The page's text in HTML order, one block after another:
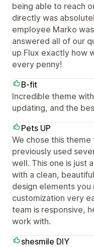
being able to reach
directly was
employee Marko
answered all of our
up Flux exactly how
every penny!
B-fit
Incredible theme
updating, and the
Pets UP
We chose this theme
previously used
well. This one is just
with a clean,
design elements
customization very
team is responsive,
work with.
shesmile DIY